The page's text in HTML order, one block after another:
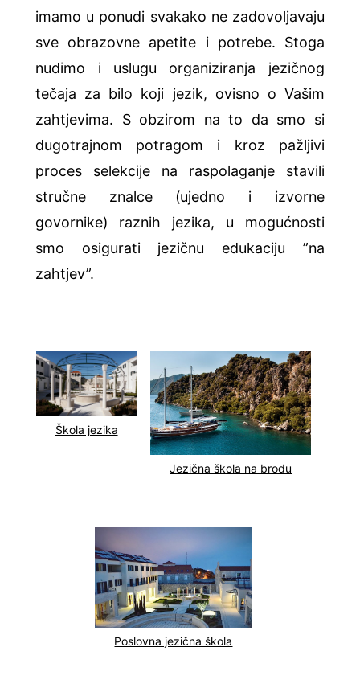
imamo u ponudi svakako ne zadovoljavaju
sve obrazovne apetite i potrebe. Stoga
nudimo i uslugu organiziranja jezičnog
tečaja za bilo koji jezik, ovisno o Vašim
zahtjevima. S obzirom na to da smo si
dugotrajnom potragom i kroz pažljivi
proces selekcije na raspolaganje stavili
stručne znalce (ujedno i izvorne
govornike) raznih jezika, u mogućnosti
smo osigurati jezičnu edukaciju ”na
zahtjev”.
Škola jezika
Jezična škola na brodu
Poslovna jezična škola